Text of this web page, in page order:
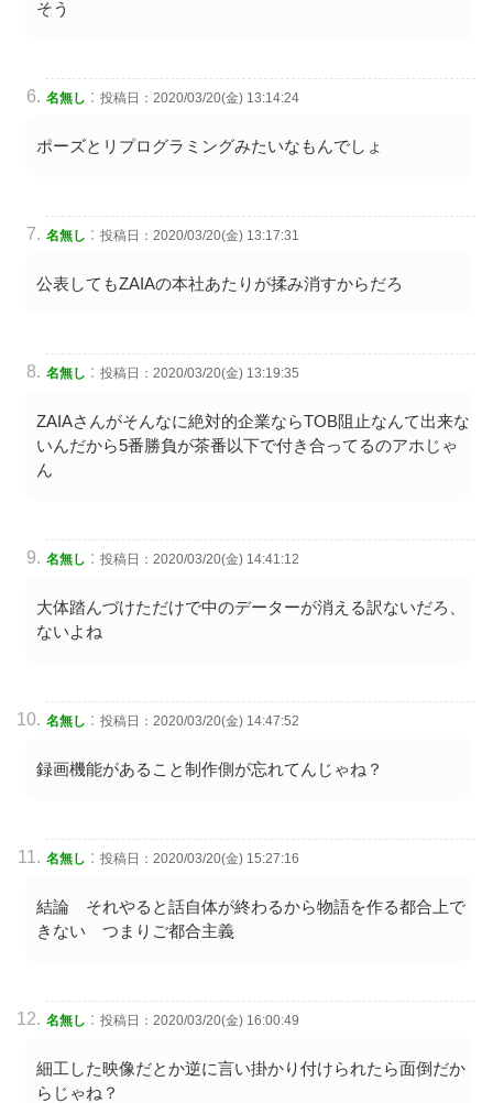
そう
名無し : 投稿日：2020/03/20(金) 13:14:24
ポーズとリプログラミングみたいなもんでしょ
名無し : 投稿日：2020/03/20(金) 13:17:31
公表してもZAIAの本社あたりが揉み消すからだろ
名無し : 投稿日：2020/03/20(金) 13:19:35
ZAIAさんがそんなに絶対的企業ならTOB阻止なんて出来な
いんだから5番勝負が茶番以下で付き合ってるのアホじゃ
ん
名無し : 投稿日：2020/03/20(金) 14:41:12
大体踏んづけただけで中のデーターが消える訳ないだろ、
ないよね
名無し : 投稿日：2020/03/20(金) 14:47:52
録画機能があること制作側が忘れてんじゃね？
名無し : 投稿日：2020/03/20(金) 15:27:16
結論 それやると話自体が終わるから物語を作る都合上で
きない つまりご都合主義
名無し : 投稿日：2020/03/20(金) 16:00:49
細工した映像だとか逆に言い掛かり付けられたら面倒だか
らじゃね？